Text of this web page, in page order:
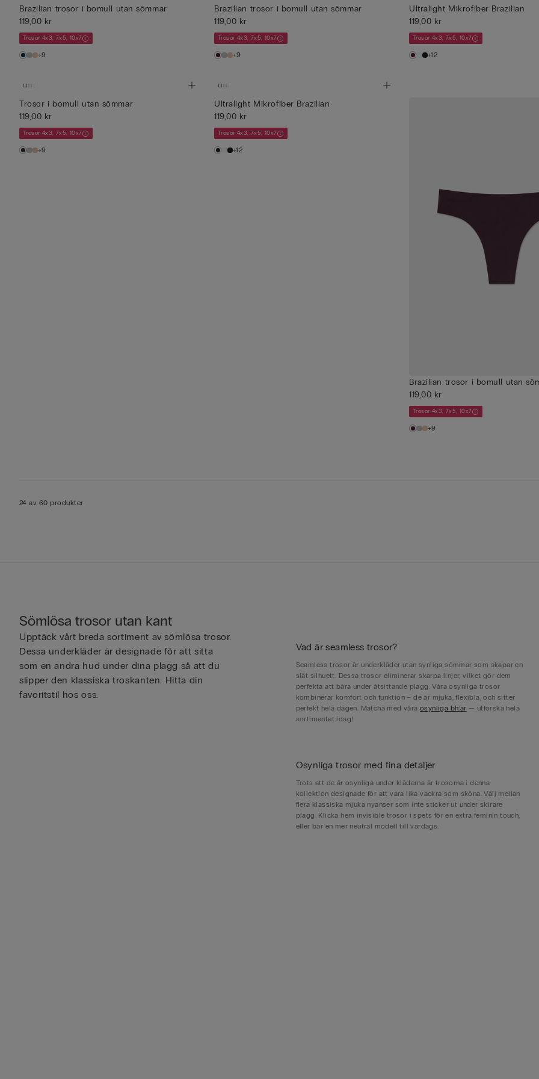
Brazilian trosor i bomull utan sömmar
119,00 kr
Trosor 4x3, 7x5, 10x7
+9
Brazilian trosor i bomull utan sömmar
119,00 kr
Trosor 4x3, 7x5, 10x7
+9
Ultralight Mikrofiber Brazilian
119,00 kr
Trosor 4x3, 7x5, 10x7
+12
Trosor i bomull utan sömmar
119,00 kr
Trosor 4x3, 7x5, 10x7
+9
Ultralight Mikrofiber Brazilian
119,00 kr
Trosor 4x3, 7x5, 10x7
+12
Brazilian trosor i bomull utan
119,00 kr
Trosor 4x3, 7x5, 10x7
+9
24 av 60 produkter
Sömlösa trosor utan kant
Upptäck vårt breda sortiment av sömlösa trosor.
Dessa underkläder är designade för att sitta
som en andra hud under dina plagg så att du
slipper den klassiska troskanten. Hitta din
favoritstil hos oss.
Vad är seamless trosor?
Seamless trosor är underkläder utan synliga sömmar som skapar en
slät silhuett. Dessa trosor eliminerar skarpa linjer, vilket gör dem
perfekta att bära under åtsittande plagg. Våra osynliga trosor
kombinerar komfort och funktion – de är mjuka, flexibla, och sitter
perfekt hela dagen. Matcha med våraosynliga bh:ar — utforska hela
sortimentet idag!
Osynliga trosor med fina detaljer
Trots att de är osynliga under kläderna är trosorna i denna
kollektion designade för att vara lika vackra som sköna. Välj mellan
flera klassiska mjuka nyanser som inte sticker ut under skirare
plagg. Klicka hem invisible trosor i spets för en extra feminin touch,
eller bär en mer neutral modell till vardags.